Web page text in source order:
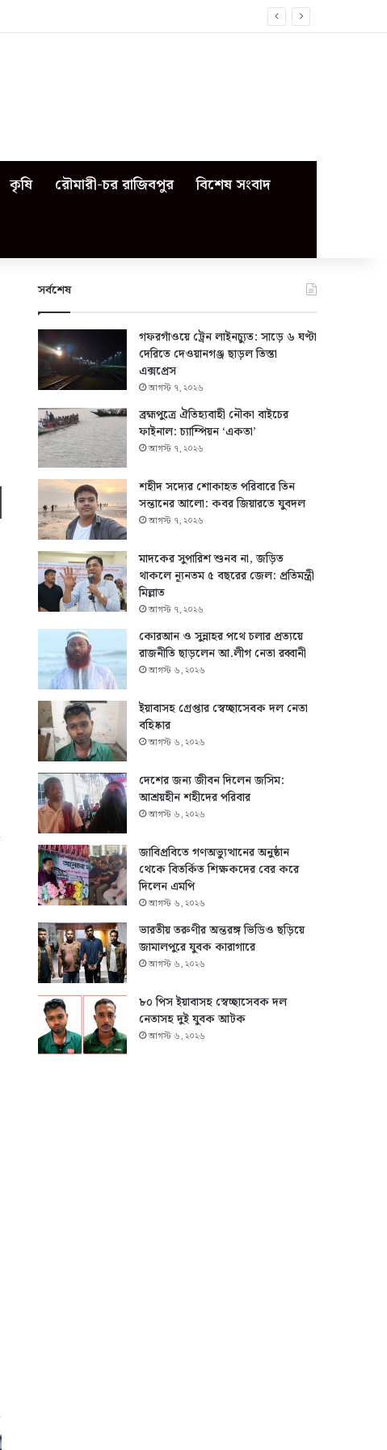
কৃষি রৌমারী-চর রাজিবপুর বিশেষ সংবাদ
Print
সর্বশেষ
গফরগাঁওয়ে ট্রেন লাইনচ্যুত: সাড়ে ৬ ঘণ্টা
দেরিতে দেওয়ানগঞ্জ ছাড়ল তিস্তা
এক্সপ্রেস
আগস্ট ৭, ২০২৬
ব্রহ্মপুত্রে ঐতিহ্যবাহী নৌকা বাইচের
ফাইনাল: চ্যাম্পিয়ন ‘একতা’
আগস্ট ৭, ২০২৬
শহীদ সদ্যের শোকাহত পরিবারে তিন
সন্তানের আলো: কবর জিয়ারতে যুবদল
আগস্ট ৭, ২০২৬
মাদকের সুপারিশ শুনব না, জড়িত
থাকলে ন্যূনতম ৫ বছরের জেল: প্রতিমন্ত্রী
মিল্লাত
আগস্ট ৭, ২০২৬
কোরআন ও সুন্নাহর পথে চলার প্রত্যয়ে
রাজনীতি ছাড়লেন আ.লীগ নেতা রব্বানী
আগস্ট ৬, ২০২৬
ইয়াবাসহ গ্রেপ্তার স্বেচ্ছাসেবক দল নেতা
বহিষ্কার
আগস্ট ৬, ২০২৬
দেশের জন্য জীবন দিলেন জসিম:
আশ্রয়হীন শহীদের পরিবার
আগস্ট ৬, ২০২৬
জাবিপ্রবিতে গণঅভ্যুত্থানের অনুষ্ঠান
থেকে বিতর্কিত শিক্ষকদের বের করে
দিলেন এমপি
আগস্ট ৬, ২০২৬
ভারতীয় তরুণীর অন্তরঙ্গ ভিডিও ছড়িয়ে
জামালপুরে যুবক কারাগারে
আগস্ট ৬, ২০২৬
৮০ পিস ইয়াবাসহ স্বেচ্ছাসেবক দল
নেতাসহ দুই যুবক আটক
আগস্ট ৬, ২০২৬